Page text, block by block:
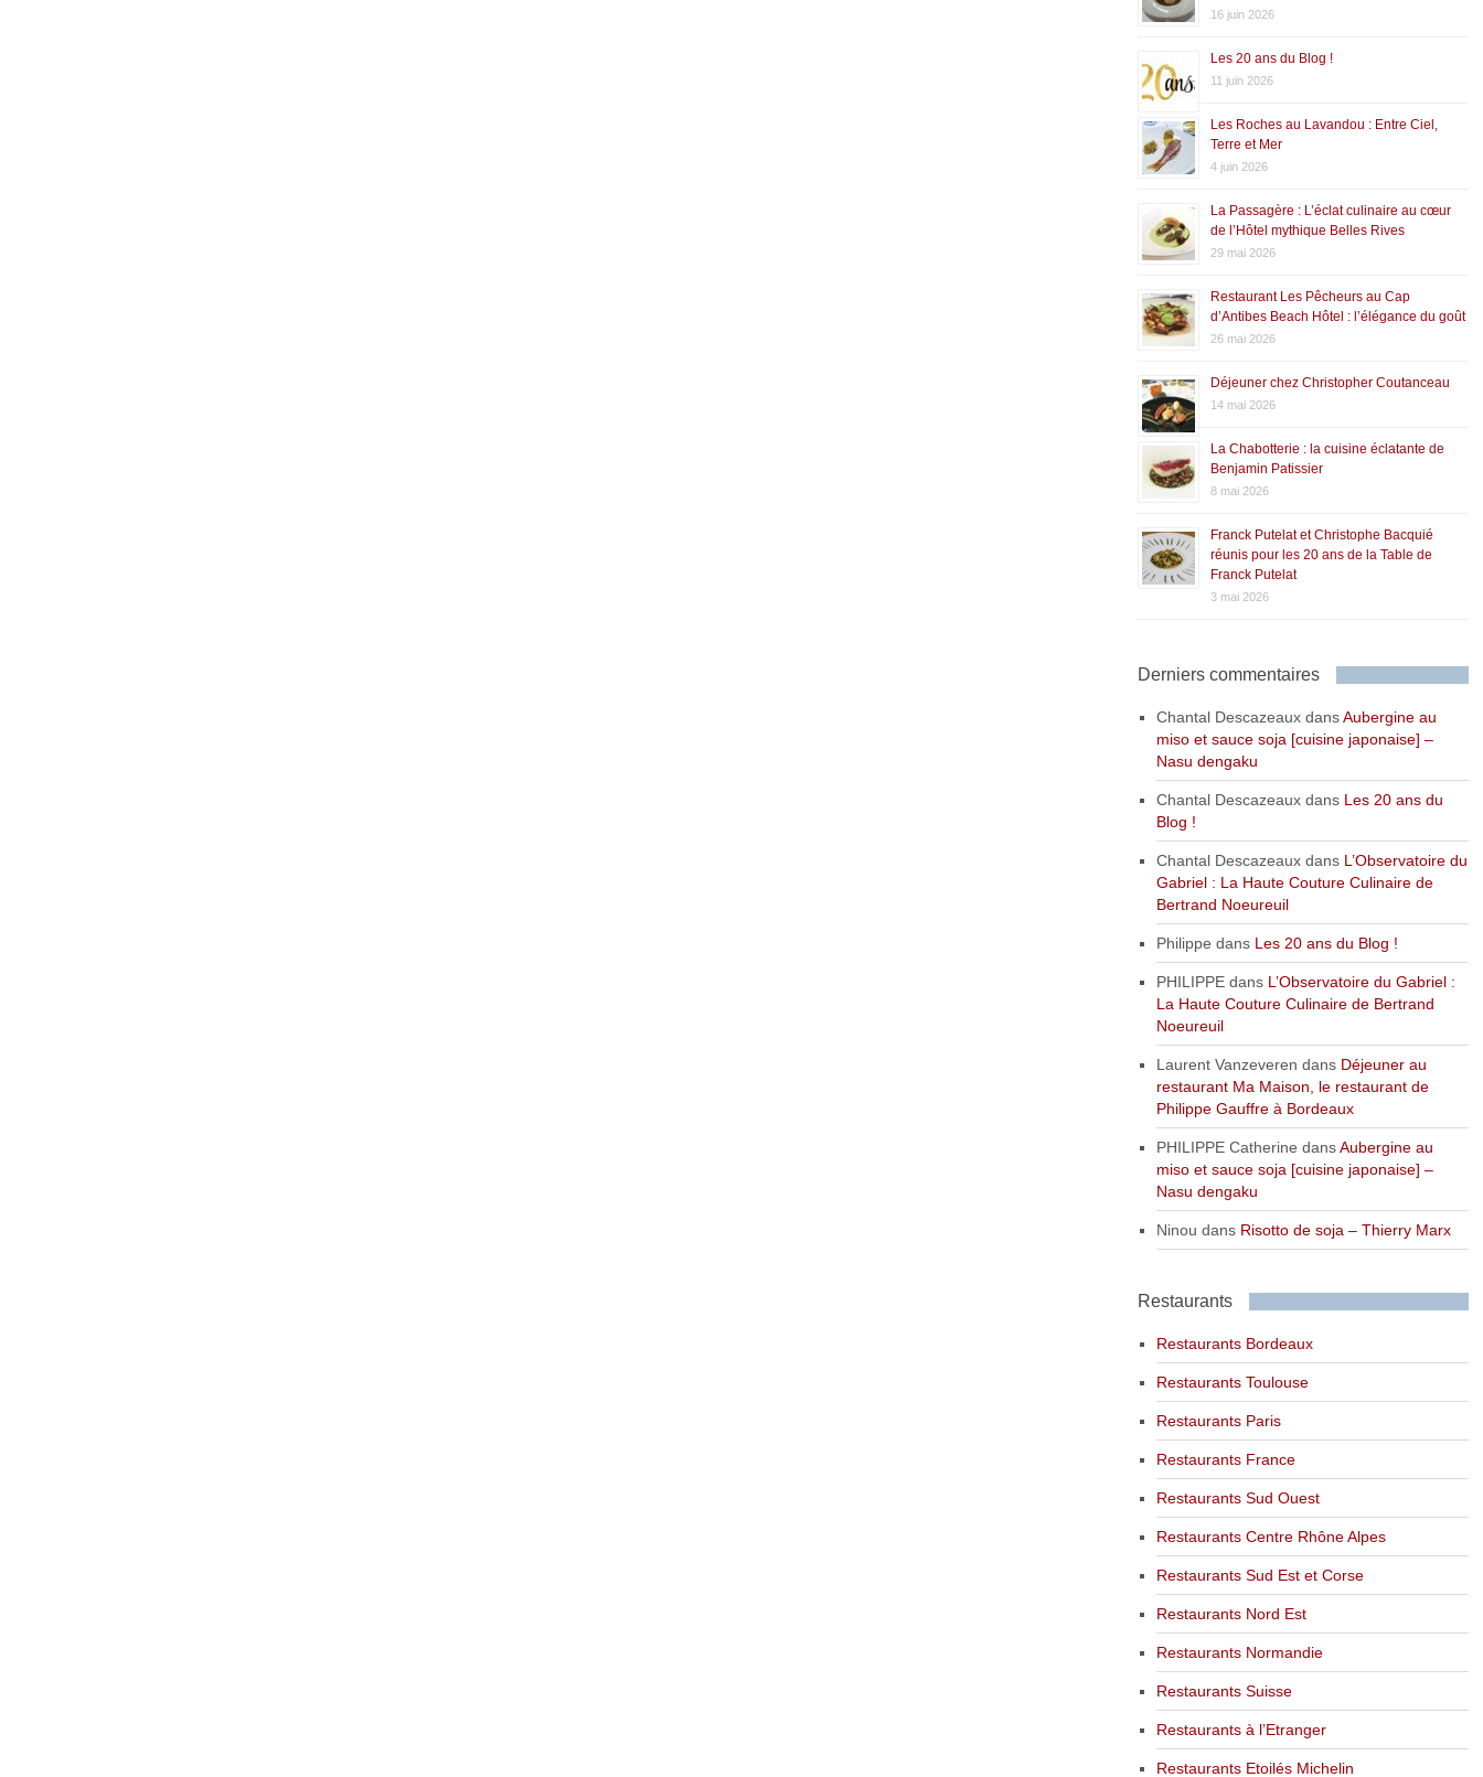
16 juin 2026
Les 20 ans du Blog !
11 juin 2026
Les Roches au Lavandou : Entre Ciel,
Terre et Mer
4 juin 2026
La Passagère : L’éclat culinaire au cœur
de l’Hôtel mythique Belles Rives
29 mai 2026
Restaurant Les Pêcheurs au Cap
d’Antibes Beach Hôtel : l’élégance du goût
26 mai 2026
Déjeuner chez Christopher Coutanceau
14 mai 2026
La Chabotterie : la cuisine éclatante de
Benjamin Patissier
8 mai 2026
Franck Putelat et Christophe Bacquié
réunis pour les 20 ans de la Table de
Franck Putelat
3 mai 2026
Derniers commentaires
Chantal DescazeauxdansAubergine au
miso et sauce soja [cuisine japonaise] –
Nasu dengaku
Chantal Descazeauxdans Les 20 ans du
Blog !
Chantal Descazeauxdans L’Observatoire du
Gabriel : La Haute Couture Culinaire de
Bertrand Noeureuil
Philippe dans Les 20 ans du Blog !
PHILIPPEdans L’Observatoire du Gabriel :
La Haute Couture Culinaire de Bertrand
Noeureuil
Laurent Vanzeveren dans Déjeuner au
restaurant Ma Maison, le restaurant de
Philippe Gauffre à Bordeaux
PHILIPPE Catherine dansAubergine au
miso et sauce soja [cuisine japonaise] –
Nasu dengaku
Ninou dans Risotto de soja – Thierry Marx
Restaurants
Restaurants Bordeaux
Restaurants Toulouse
Restaurants Paris
Restaurants France
Restaurants Sud Ouest
Restaurants Centre Rhône Alpes
Restaurants Sud Est et Corse
Restaurants Nord Est
Restaurants Normandie
Restaurants Suisse
Restaurants à l’Etranger
Restaurants Etoilés Michelin